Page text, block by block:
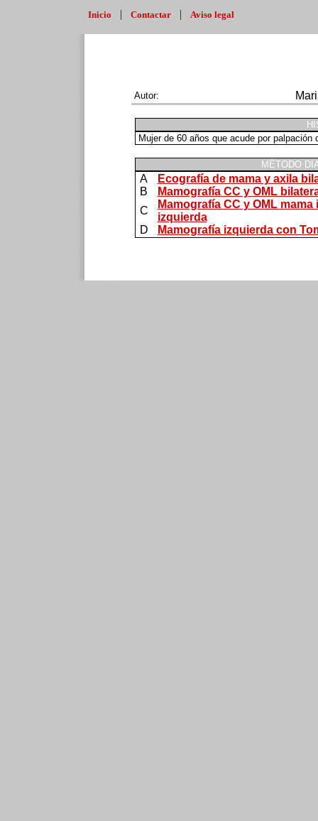
Inicio | Contactar | Aviso legal
Autor:
Mujer de 60 años que acude por
MÉTODO
A
Ecografía de mama y axila
B
Mamografía CC y OML
C
Mamografía CC y OML
izquierda
D
Mamografía izquierda con